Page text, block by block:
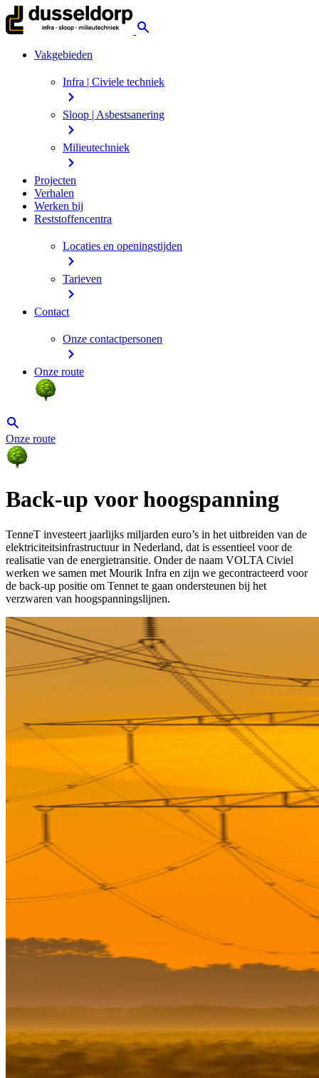
Vakgebieden
Infra | Civiele techniek
Sloop | Asbestsanering
Milieutechniek
Projecten
Verhalen
Werken bij
Reststoffencentra
Locaties en openingstijden
Tarieven
Contact
Onze contactpersonen
Onze route
Onze route
Back-up voor hoogspanning
TenneT investeert jaarlijks miljarden euro’s in het uitbreiden van de
elektriciteitsinfrastructuur in Nederland, dat is essentieel voor de
realisatie van de energietransitie. Onder de naam VOLTA Civiel
werken we samen met Mourik Infra en zijn we gecontracteerd voor
de back-up positie om Tennet te gaan ondersteunen bij het
verzwaren van hoogspanningslijnen.